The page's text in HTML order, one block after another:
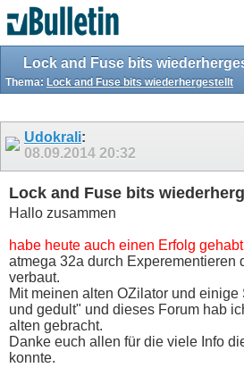
Lock and Fuse bits
Thema: Lock and Fuse bits wiederhergestellt
Udokrali:
08.09.2014 20:32
Lock and Fuse bits
Hallo zusammen
habe heute auch einen Erfolg gehabt
atmega 32a durch Experementieren
verbaut.
Mit meinen alten OZilator und
und gedult" und dieses Forum hab
alten gebracht.
Danke euch allen für die viele Info
konnte.